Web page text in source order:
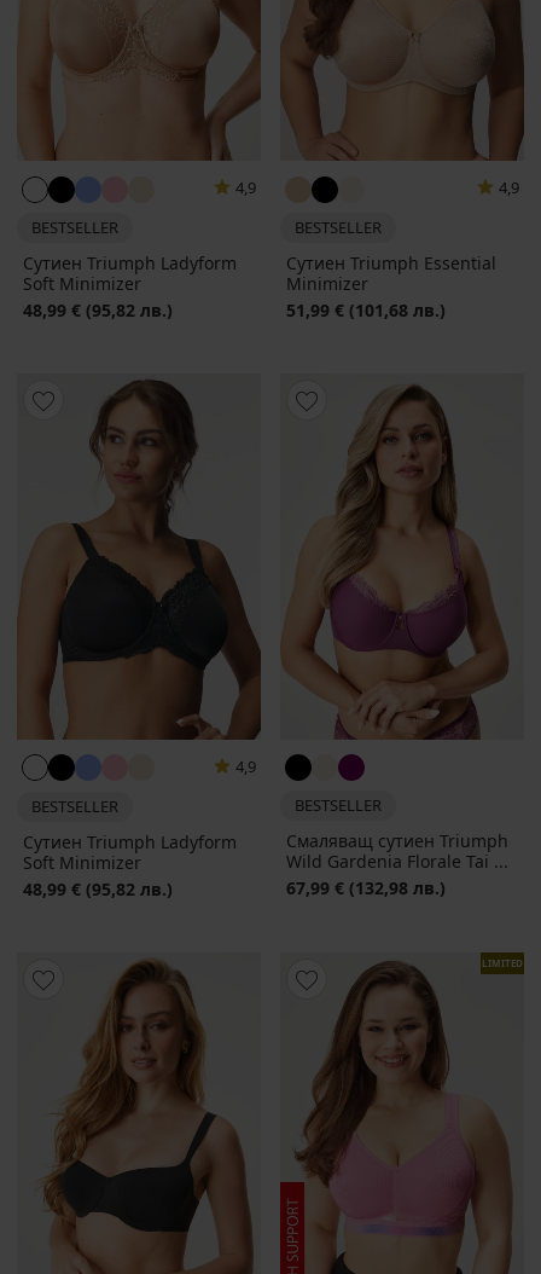
4,9
BESTSELLER
Сутиен Triumph Ladyform
Soft Minimizer
48,99 € (95,82 лв.)
4,9
BESTSELLER
Сутиен Triumph Essential
Minimizer
51,99 € (101,68 лв.)
4,9
BESTSELLER
Сутиен Triumph Ladyform
Soft Minimizer
48,99 € (95,82 лв.)
BESTSELLER
Смаляващ сутиен Triumph
Wild Gardenia Florale Tai ...
67,99 € (132,98 лв.)
LIMITED